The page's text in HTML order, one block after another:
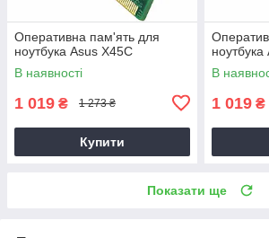
Оперативна пам'ять для
ноутбука Asus X45C
В наявності
1 019 ₴ 1 273 ₴
Купити
В
1 019 ₴
Показати ще